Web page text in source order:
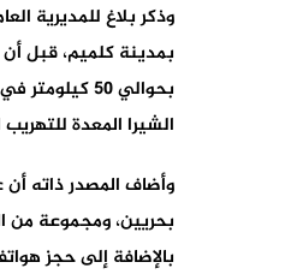
وذكر بلاغ للمديرية
بمدينة كلميم، قبل
الشيرا المعدة
وأضاف المصدر ذاته
بالإضافة إلى حجز